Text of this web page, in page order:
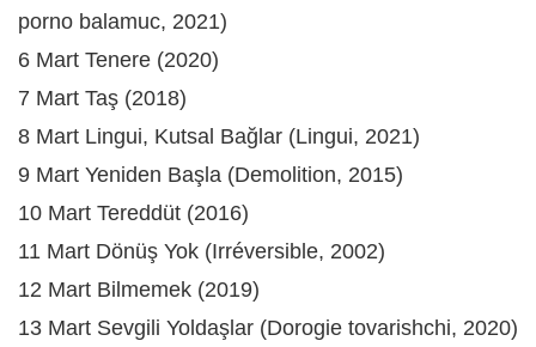
porno balamuc, 2021)
6 Mart Tenere (2020)
7 Mart Taş (2018)
8 Mart Lingui, Kutsal Bağlar (Lingui, 2021)
9 Mart Yeniden Başla (Demolition, 2015)
10 Mart Tereddüt (2016)
11 Mart Dönüş Yok (Irréversible, 2002)
12 Mart Bilmemek (2019)
13 Mart Sevgili Yoldaşlar (Dorogie tovarishchi, 2020)